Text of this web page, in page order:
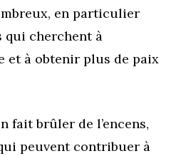
en particulier
qui cherchent à
et à obtenir plus de paix
fait brûler de l’encens,
peuvent contribuer à